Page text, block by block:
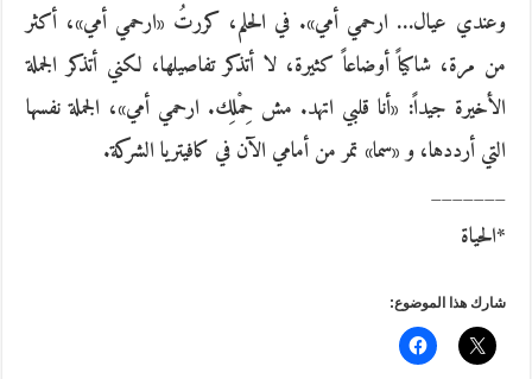
وعندي عيال… ارحمي أمي». في الحلم، كررتُ «ارحمي أمي»، أكثر
من مرة، شاكياً أوضاعاً كثيرة، لا أتذكر تفاصيلها، لكني أتذكر الجملة
الأخيرة جيداً: «أنا قلبي اتهد. مش حِمْلِك. ارحمي أمي»، الجملة نفسها
التي أرددها، و «سما» تمر من أمامي الآن في كافيتريا الشركة.
_______
*الحياة
شارك هذا الموضوع: